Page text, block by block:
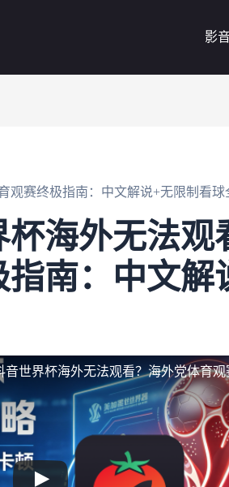
影
观赛终极指南：中文解说+无限制看球
海外无法观
南：中文解
音世界杯海外无法观看？海外党体育